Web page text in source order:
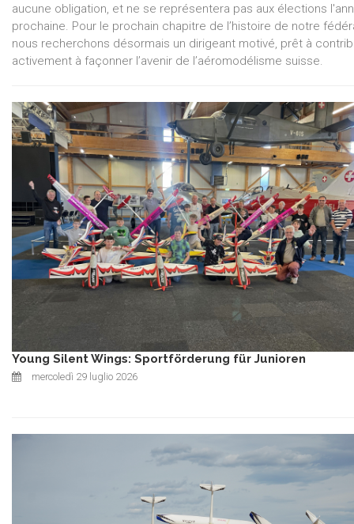
aucune obligation, et ne se représentera pas aux élections
prochaine. Pour le prochain chapitre de l’histoire de notre
nous recherchons désormais un dirigeant motivé, prêt à
activement à façonner l’avenir de l’aéromodélisme suisse.
Young Silent Wings: Sportförderung für Junioren
mercoledì 29 luglio 2026